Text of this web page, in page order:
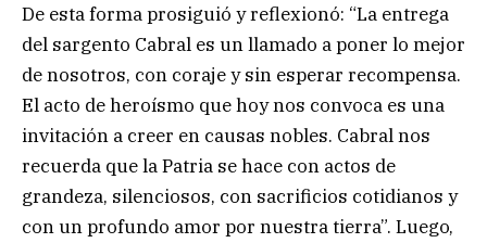
De esta forma prosiguió y reflexionó: “La entrega
del sargento Cabral es un llamado a poner lo mejor
de nosotros, con coraje y sin esperar recompensa.
El acto de heroísmo que hoy nos convoca es una
invitación a creer en causas nobles. Cabral nos
recuerda que la Patria se hace con actos de
grandeza, silenciosos, con sacrificios cotidianos y
con un profundo amor por nuestra tierra”. Luego,